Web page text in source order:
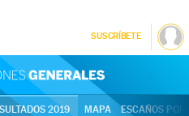
SUSCRÍBETE
2019 MAPA ESCAÑOS